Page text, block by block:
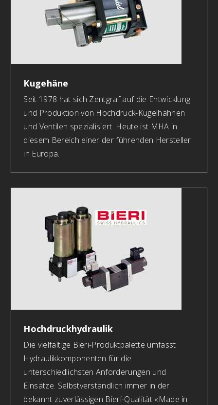
Kugehäne
Seit 1978 hat sich Zentgraf auf die Entwicklung
und Produktion von Hochdruck-Kugelhähnen
und Ventilen spezialisiert. Heute ist MHA in
diesem Bereich einer der führenden Hersteller
in Europa.
Hochdruckhydraulik
Die vielfältige Bieri-Produktpalette umfasst
Hydraulikkomponenten für die
unterschiedlichsten Anforderungen und
Einsätze. Selbstverständlich immer in der
bekannt zuverlässigen Bieri-Qualität «Made in